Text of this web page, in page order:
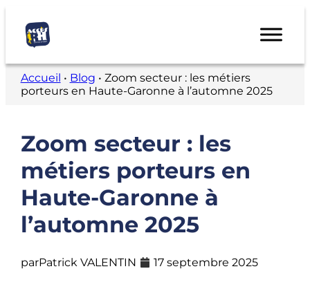
Accueil • Blog • Zoom secteur : les métiers
porteurs en Haute-Garonne à l’automne 2025
Zoom secteur : les
métiers porteurs en
Haute-Garonne à
l’automne 2025
parPatrick VALENTIN 17 septembre 2025